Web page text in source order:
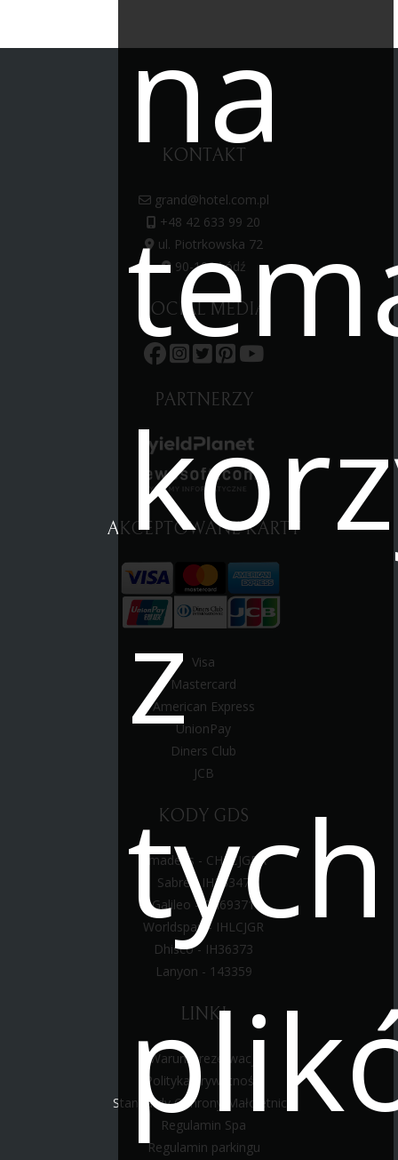
na
z
tych
KONTAKT
grand@hotel.com.pl
+48 42 633 99 20
ul. Piotrkowska 72
90-102 Łódź
SOCIAL MEDIA
PARTNERZY
AKCEPTOWANE KARTY
Visa
Mastercard
American Express
UnionPay
Diners Club
JCB
KODY GDS
Amadeus - CHLCJGRA
Sabre - IH25347
Galileo - CH69371
Worldspan - IHLCJGR
Dhisco - IH36373
Lanyon - 143359
LINKI
Warunki rezerwacji
Polityka prywatności
Standardy Ochrony Małoletnich
Regulamin Spa
Regulamin parkingu